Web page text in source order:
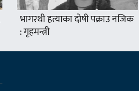
भागरथी हत्याका दोषी पक्राउ नजिक
: गृहमन्त्री